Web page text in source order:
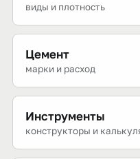
виды и плотность
Цемент
марки и расход
Инструменты
конструкторы и